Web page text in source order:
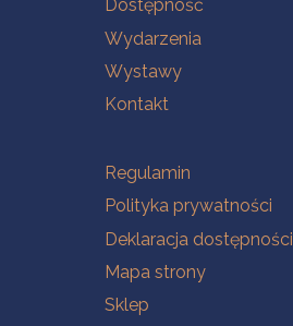
Dostępność
Wydarzenia
Wystawy
Kontakt
Na skróty
Regulamin
Polityka prywatności
Deklaracja dostępności
Mapa strony
Sklep